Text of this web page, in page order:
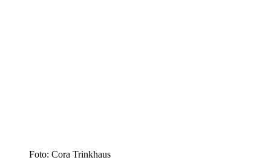
Foto: Cora Trinkhaus